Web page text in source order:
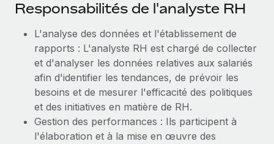
Mobilité et déménagement international
Organisez facilement le déménagement de vos
employés
Avantages sociaux
Gérez facilement les avantages sociaux
Impact Les clients BambooHR peuvent désormais
En savoir plus
BLOG
Mises à jour des produits de Remote :
Intégrations Gusto et Xero et Gestion des
freelances Plus
Remote a toujours pour mission d'aider les entreprises de
toute taille à embaucher, gérer et payer...
En savoir plus
Responsabilités de l'analyste RH
L'analyse des données et l'établissement de
rapports : L'analyste RH est chargé de collecter
et d'analyser les données relatives aux salariés
afin d'identifier les tendances, de prévoir les
besoins et de mesurer l'efficacité des politiques
et des initiatives en matière de RH.
Gestion des performances : Ils participent à
l'élaboration et à la mise en œuvre des